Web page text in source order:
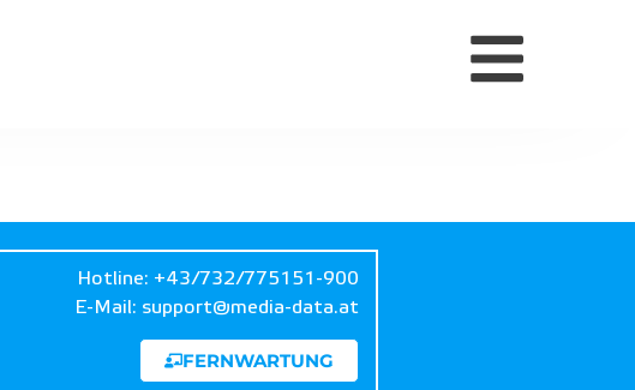
Hotline: +43/732/775151-900
E-Mail: support@media-data.at
FERNWARTUNG